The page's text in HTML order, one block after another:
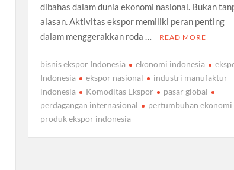
dibahas dalam dunia ekonomi nasional. Bukan
alasan. Aktivitas ekspor memiliki peran penting
dalam menggerakkan roda …
READ MORE
bisnis ekspor Indonesia ekonomi indonesia
Indonesia
ekspor nasional
industri manufaktur
indonesia
Komoditas Ekspor
pasar global
perdagangan internasional
pertumbuhan ekonomi
produk ekspor indonesia